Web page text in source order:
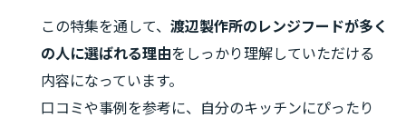
この特集を通して、 渡辺製作所のレンジフードが多く
の人に選ばれる理由をしっかり理解していただける
内容になっています。
口コミや事例を参考に、自分のキッチンにぴったり